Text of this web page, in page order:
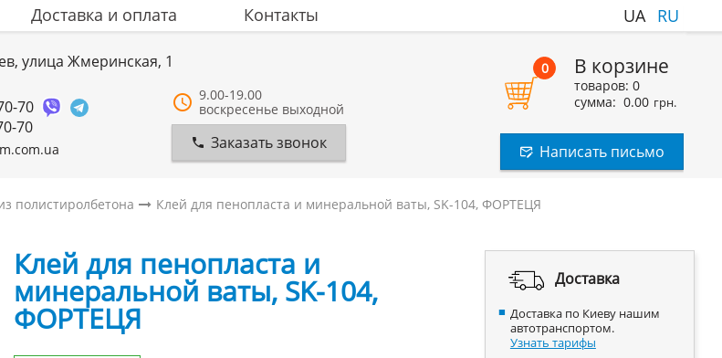
Доставка и оплата Контакты UA RU
улица Жмеринская, 1
70
70
9.00-19.00
воскресенье выходной
Заказать звонок
0 В корзине
товаров: 0
сумма: 0.00 грн.
Написать письмо
полистиролбетона
Клей для пенопласта и минеральной ваты, SK-104, ФОРТЕЦЯ
Клей для пенопласта и
минеральной ваты, SK-104,
ФОРТЕЦЯ
Доставка
Доставка по Киеву нашим
автотранспортом.
Узнать тарифы